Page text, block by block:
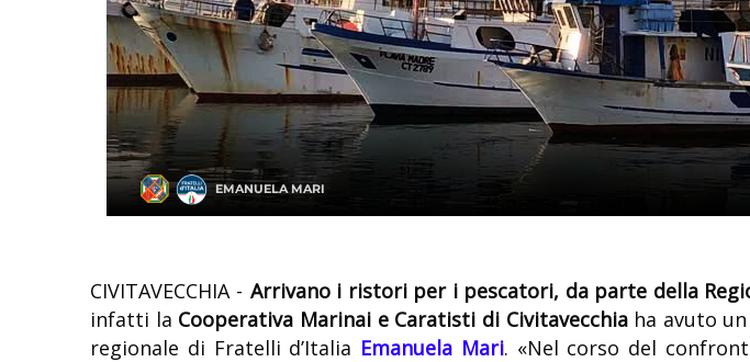
CIVITAVECCHIA - Arrivano i ristori per i pescatori, da parte della
infatti la Cooperativa Marinai e Caratisti di Civitavecchiaha avuto
regionale di Fratelli d’Italia Emanuela Mari. «Nel corso del